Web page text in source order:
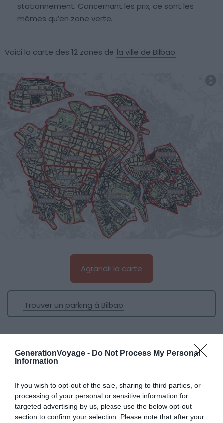
GenerationVoyage - Do Not Process My Personal
Information
If you wish to opt-out of the sale, sharing to third parties, or
processing of your personal or sensitive information for
targeted advertising by us, please use the below opt-out
section to confirm your selection. Please note that after your
stationnement. Concernant les prix, ce sont les
mêmes qu’en zone verte.
Voici la carte des 12 zones de la ville de Bilbao :
Agrandir la carte
Trouver un parking à Bilbao
parkings couverts
pratique sera de trouver un parking idéalement situé en
centre ville. Rapides et économiques, les parkings de
Bilbao disposent d’horaires pratiques, d’une bonne